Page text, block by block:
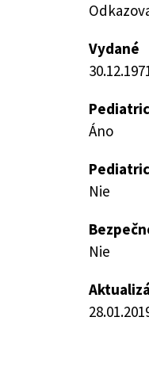
Vydané
Áno
Nie
Nie